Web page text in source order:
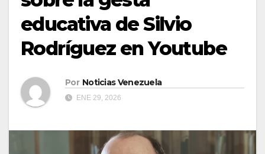
educativa de Silvio
Rodríguez en Youtube
Por Noticias Venezuela
ENE 29, 2026